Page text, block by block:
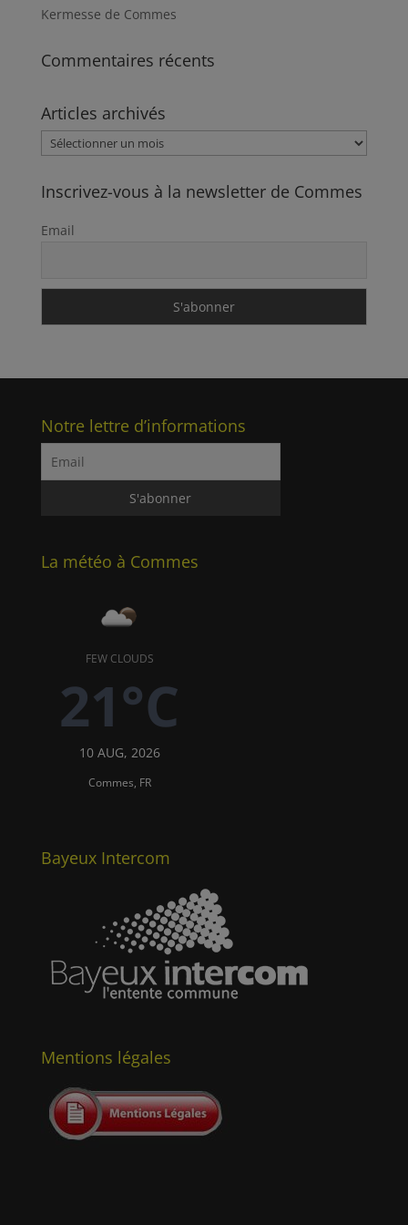
Kermesse de Commes
Commentaires récents
Articles archivés
Articles
archivés
Inscrivez-vous à la newsletter de Commes
Email
Notre lettre d’informations
La météo à Commes
FEW CLOUDS
21°C
10 AUG, 2026
Commes, FR
Bayeux Intercom
Mentions légales